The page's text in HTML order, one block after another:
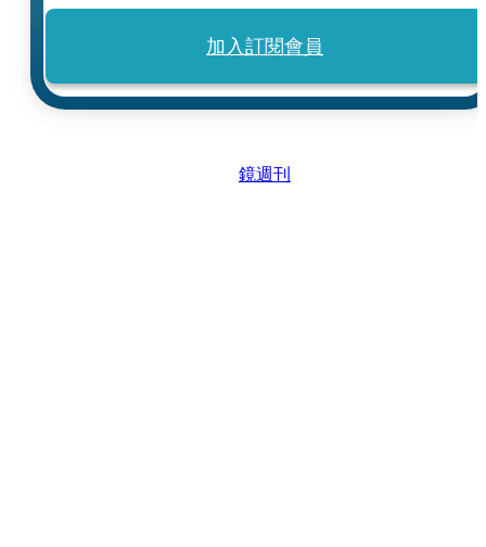
加入訂閱會員
鏡週刊